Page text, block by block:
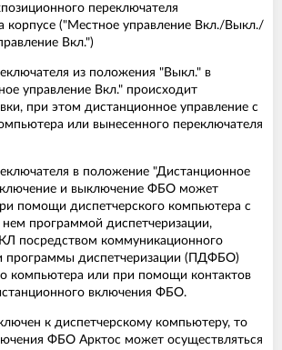
переключателя
корпусе ("Местное управление Вкл./Выкл./
Вкл.")
из положения "Выкл." в
управление Вкл." происходит
при этом дистанционное управление с
или вынесенного переключателя
в положение "Дистанционное
и выключение ФБО может
помощи диспетчерского компьютера с
нем программой диспетчеризации,
посредством коммуникационного
программы диспетчеризации (ПДФБО)
компьютера или при помощи контактов
включения ФБО.
к диспетчерскому компьютеру, то
ФБО Арктос может осуществляться